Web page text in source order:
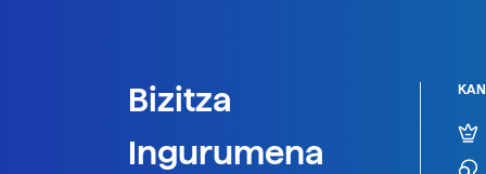
Bizitza
Ingurumena